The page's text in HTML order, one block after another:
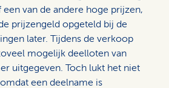
van de andere hoge prijzen,
prijzengeld opgeteld bij de
later. Tijdens de verkoop
mogelijk deelloten van
uitgegeven. Toch lukt het niet
een deelname is